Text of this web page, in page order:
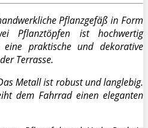
Pflanzgefäß in Form
Pflanztöpfen ist hochwertig
praktische und dekorative
Terrasse.
Metall ist robust und langlebig.
dem Fahrrad einen eleganten